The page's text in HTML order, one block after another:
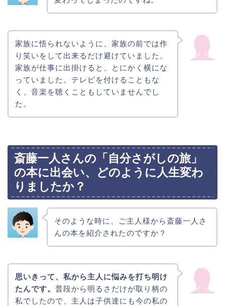
家族に悟られないように、家族の前では作
り笑いをして出来るだけ避けていました。
家族が仕事に出掛けると、とにかく横にな
っていました。テレビを付けることもな
く、音楽を聴くこともしていませんでし
た。
斎藤一人さんの「自分さがしの旅」
の本に出会い、どのように人生変わ
りましたか？
そのような時に、ご主人様から斎藤一人さ
んの本を紹介されたのですか？
思いきって、私から主人に悩みを打ち明け
たんです。 普段から明るさだけが取り柄の
私でしたので、主人は子供達にも今の私の